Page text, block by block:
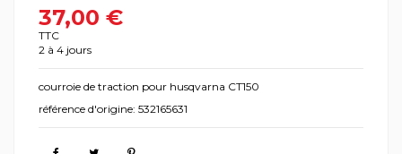
37,00 €
TTC
2 à 4 jours
courroie de traction pour husqvarna CT150
référence d'origine: 532165631